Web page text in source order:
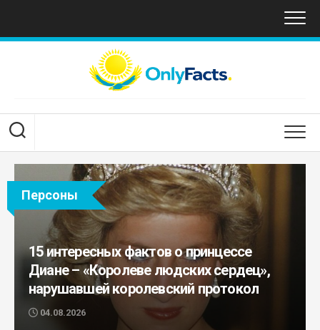
содержанию
15 интересных фактов о принцессе
Диане – «Королеве людских сердец»,
нарушавшей королевский протокол
04.08.2026
Персоны